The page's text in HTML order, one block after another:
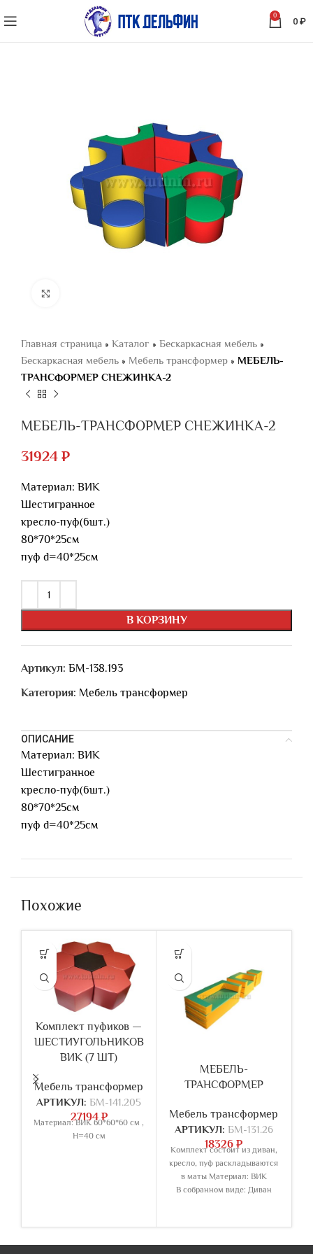
0
0 ₽
Главная страница » Каталог » Бескаркасная мебель »
Бескаркасная мебель » Мебель трансформер » МЕБЕЛЬ-
ТРАНСФОРМЕР СНЕЖИНКА-2
МЕБЕЛЬ-ТРАНСФОРМЕР СНЕЖИНКА-2
31924 ₽
Материал: ВИК
Шестигранное
кресло-пуф(6шт.)
80*70*25см
пуф d=40*25см
В КОРЗИНУ
Артикул: БМ-138.193
Категория: Мебель трансформер
ОПИСАНИЕ
Материал: ВИК
Шестигранное
кресло-пуф(6шт.)
80*70*25см
пуф d=40*25см
Похожие
Комплект пуфиков —
ШЕСТИУГОЛЬНИКОВ
ВИК (7 ШТ)
Мебель трансформер
АРТИКУЛ: БМ-141.205
27194₽
Материал: ВИК 60*60*60 см ,
Н=40 см
МЕБЕЛЬ-
ТРАНСФОРМЕР
Мебель трансформер
АРТИКУЛ: БМ-131.26
18326 ₽
Комплект состоит из диван,
кресло, пуф раскладываются
в маты Материал: ВИК
В собранном виде: Диван
В разобранном виде: Диван
120*165*15 Кресло 75*165*15см